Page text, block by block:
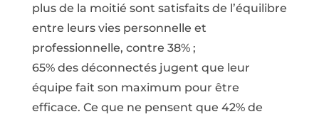
plus de la moitié sont satisfaits de l’équilibre
entre leurs vies personnelle et
professionnelle, contre 38% ;
65% des déconnectés jugent que leur
équipe fait son maximum pour être
efficace. Ce que ne pensent que 42% de